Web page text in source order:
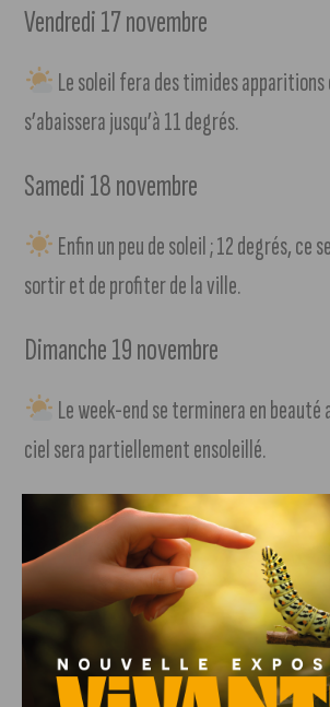
Vendredi 17 novembre
Le soleil fera des timides
s’abaissera jusqu’à 11 degrés.
Samedi 18 novembre
Enfin un peu de soleil ; 12 degrés, ce
sortir et de profiter de la ville.
Dimanche 19 novembre
Le week-end se terminera en beauté
ciel sera partiellement ensoleillé.
J'AIME LE DFCO